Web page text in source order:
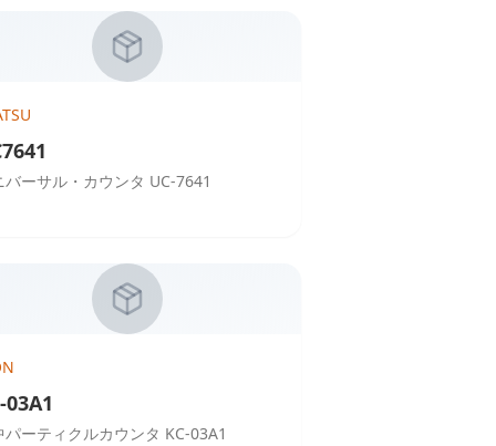
バーサル・カウンタ UC-7641
03A1
パーティクルカウンタ KC-03A1